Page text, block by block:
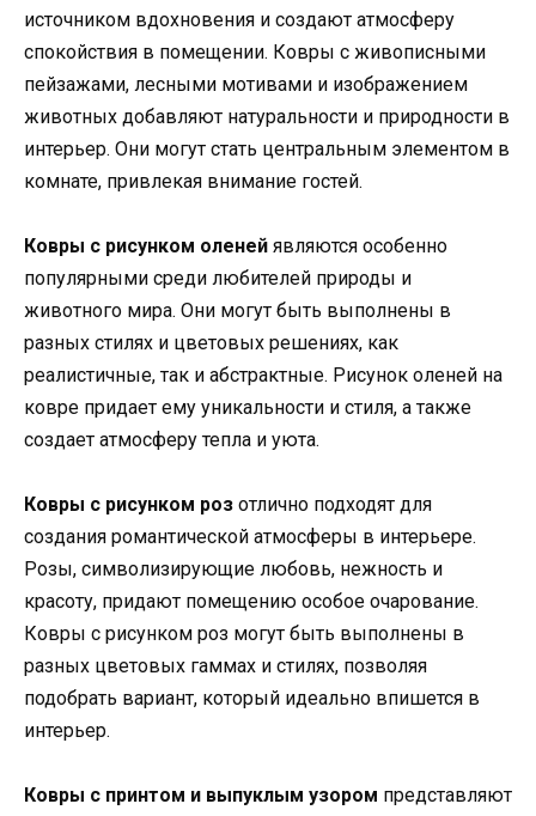
источником вдохновения и создают атмосферу
спокойствия в помещении. Ковры с живописными
пейзажами, лесными мотивами и изображением
животных добавляют натуральности и природности в
интерьер. Они могут стать центральным элементом в
комнате, привлекая внимание гостей.
Ковры с рисунком оленей являются особенно
популярными среди любителей природы и
животного мира. Они могут быть выполнены в
разных стилях и цветовых решениях, как
реалистичные, так и абстрактные. Рисунок оленей на
ковре придает ему уникальности и стиля, а также
создает атмосферу тепла и уюта.
Ковры с рисунком роз отлично подходят для
создания романтической атмосферы в интерьере.
Розы, символизирующие любовь, нежность и
красоту, придают помещению особое очарование.
Ковры с рисунком роз могут быть выполнены в
разных цветовых гаммах и стилях, позволяя
подобрать вариант, который идеально впишется в
интерьер.
Ковры с принтом и выпуклым узором представляют